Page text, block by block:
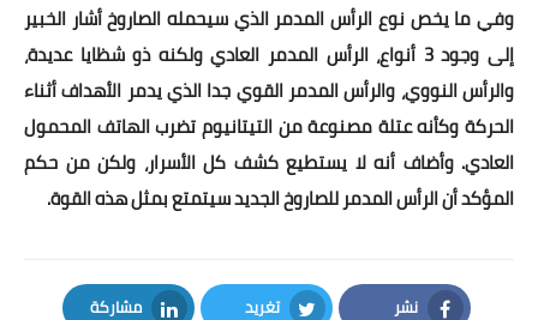
وفي ما يخص نوع الرأس المدمر الذي سيحمله الصاروخ أشار الخبير
إلى وجود 3 أنواع، الرأس المدمر العادي ولكنه ذو شظايا عديدة،
والرأس النووي، والرأس المدمر القوي جدا الذي يدمر الأهداف أثناء
الحركة وكأنه عتلة مصنوعة من التيتانيوم تضرب الهاتف المحمول
العادي. وأضاف أنه لا يستطيع كشف كل الأسرار، ولكن من حكم
المؤكد أن الرأس المدمر للصاروخ الجديد سيتمتع بمثل هذه القوة.
نشر تغريد مشاركة